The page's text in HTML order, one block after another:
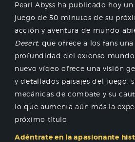
Pearl Abyss ha publicado hoy
juego de 50 minutos de su
acción y aventura de mundo
Desert, que ofrece a los fans
profundidad del extenso mundo
nuevo vídeo ofrece una visión
y detallados paisajes del juego,
mecánicas de combate y su
lo que aumenta aún más la
próximo título.
Adéntrate en la apasionante